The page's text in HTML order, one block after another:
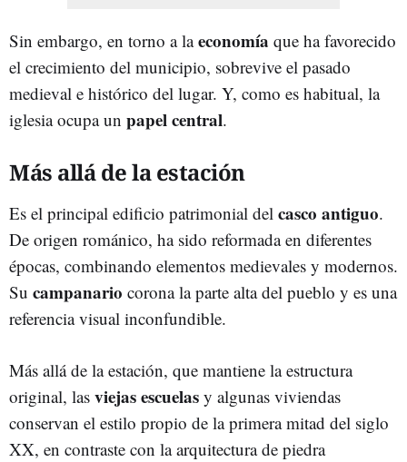
Sin embargo, en torno a laeconomía que ha favorecido
el crecimiento del municipio, sobrevive el pasado
medieval e histórico del lugar. Y, como es habitual, la
iglesia ocupa un papel central.
Más allá de la estación
Es el principal edificio patrimonial del casco antiguo.
De origen románico, ha sido reformada en diferentes
épocas, combinando elementos medievales y modernos.
Su campanario corona la parte alta del pueblo y es una
referencia visual inconfundible.
Más allá de la estación, que mantiene la estructura
original, las viejas escuelas y algunas viviendas
conservan el estilo propio de la primera mitad del siglo
XX, en contraste con la arquitectura de piedra